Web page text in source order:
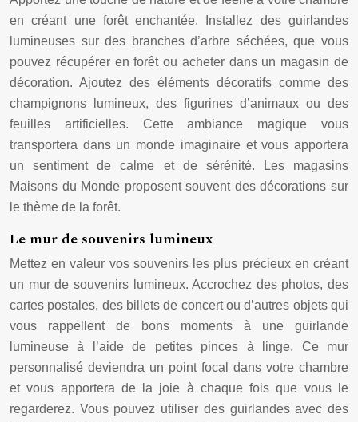
en créant une forêt enchantée. Installez des guirlandes
lumineuses sur des branches d’arbre séchées, que vous
pouvez récupérer en forêt ou acheter dans un magasin de
décoration. Ajoutez des éléments décoratifs comme des
champignons lumineux, des figurines d’animaux ou des
feuilles artificielles. Cette ambiance magique vous
transportera dans un monde imaginaire et vous apportera
un sentiment de calme et de sérénité. Les magasins
Maisons du Monde proposent souvent des décorations sur
le thème de la forêt.
Le mur de souvenirs lumineux
Mettez en valeur vos souvenirs les plus précieux en créant
un mur de souvenirs lumineux. Accrochez des photos, des
cartes postales, des billets de concert ou d’autres objets qui
vous rappellent de bons moments à une guirlande
lumineuse à l’aide de petites pinces à linge. Ce mur
personnalisé deviendra un point focal dans votre chambre
et vous apportera de la joie à chaque fois que vous le
regarderez. Vous pouvez utiliser des guirlandes avec des